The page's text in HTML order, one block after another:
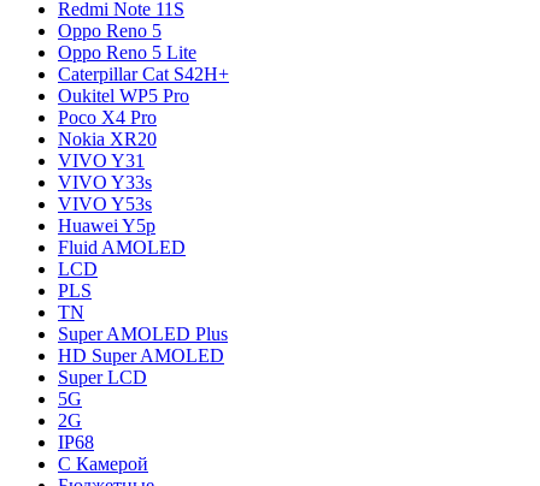
Redmi Note 11S
Oppo Reno 5
Oppo Reno 5 Lite
Caterpillar Cat S42H+
Oukitel WP5 Pro
Poco X4 Pro
Nokia XR20
VIVO Y31
VIVO Y33s
VIVO Y53s
Huawei Y5p
Fluid AMOLED
LCD
PLS
TN
Super AMOLED Plus
HD Super AMOLED
Super LCD
5G
2G
IP68
С Камерой